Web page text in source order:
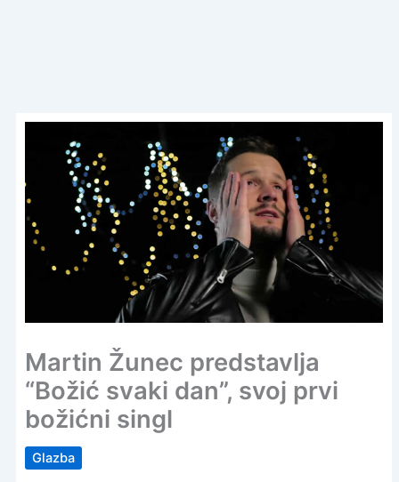
Martin Žunec predstavlja
“Božić svaki dan”, svoj prvi
božićni singl
Glazba